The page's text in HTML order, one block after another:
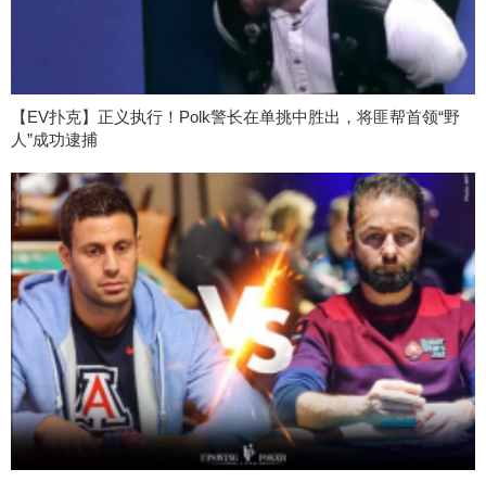
【EV扑克】正义执行！Polk警长在单挑中胜出，将匪帮首领“野
人”成功逮捕